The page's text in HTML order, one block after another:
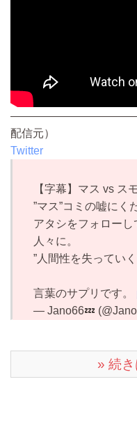
配信元）
Twitter
【字幕】マス vs ス
”マス”コミの嘘にく
アタシをフォローし
人々に。
”人間性を失ってい
言葉のサプリです。
— Jano66💤
» 続